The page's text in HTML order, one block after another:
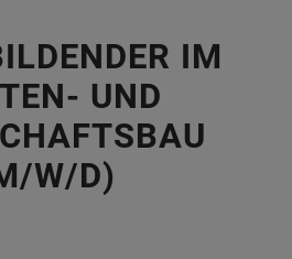
IM
UND
W/D)